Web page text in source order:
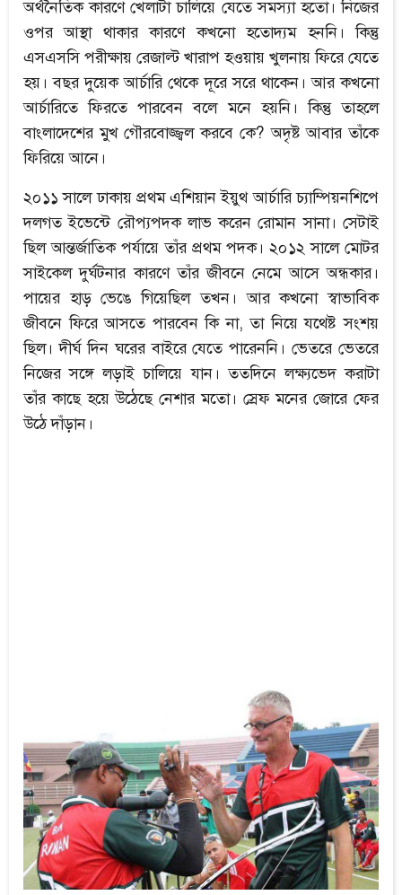
অর্থনৈতিক কারণে খেলাটা চালিয়ে যেতে সমস্যা হতো। নিজের
ওপর আস্থা থাকার কারণে কখনো হতোদ্যম হননি। কিন্তু
এসএসসি পরীক্ষায় রেজাল্ট খারাপ হওয়ায় খুলনায় ফিরে যেতে
হয়। বছর দুয়েক আর্চারি থেকে দূরে সরে থাকেন। আর কখনো
আর্চারিতে ফিরতে পারবেন বলে মনে হয়নি। কিন্তু তাহলে
বাংলাদেশের মুখ গৌরবোজ্জ্বল করবে কে? অদৃষ্ট আবার তাঁকে
ফিরিয়ে আনে।
২০১১ সালে ঢাকায় প্রথম এশিয়ান ইয়ুথ আর্চারি চ্যাম্পিয়নশিপে
দলগত ইভেন্টে রৌপ্যপদক লাভ করেন রোমান সানা। সেটাই
ছিল আন্তর্জাতিক পর্যায়ে তাঁর প্রথম পদক। ২০১২ সালে মোটর
সাইকেল দুর্ঘটনার কারণে তাঁর জীবনে নেমে আসে অন্ধকার।
পায়ের হাড় ভেঙে গিয়েছিল তখন। আর কখনো স্বাভাবিক
জীবনে ফিরে আসতে পারবেন কি না, তা নিয়ে যথেষ্ট সংশয়
ছিল। দীর্ঘ দিন ঘরের বাইরে যেতে পারেননি। ভেতরে ভেতরে
নিজের সঙ্গে লড়াই চালিয়ে যান। ততদিনে লক্ষ্যভেদ করাটা
তাঁর কাছে হয়ে উঠেছে নেশার মতো। স্রেফ মনের জোরে ফের
উঠে দাঁড়ান।